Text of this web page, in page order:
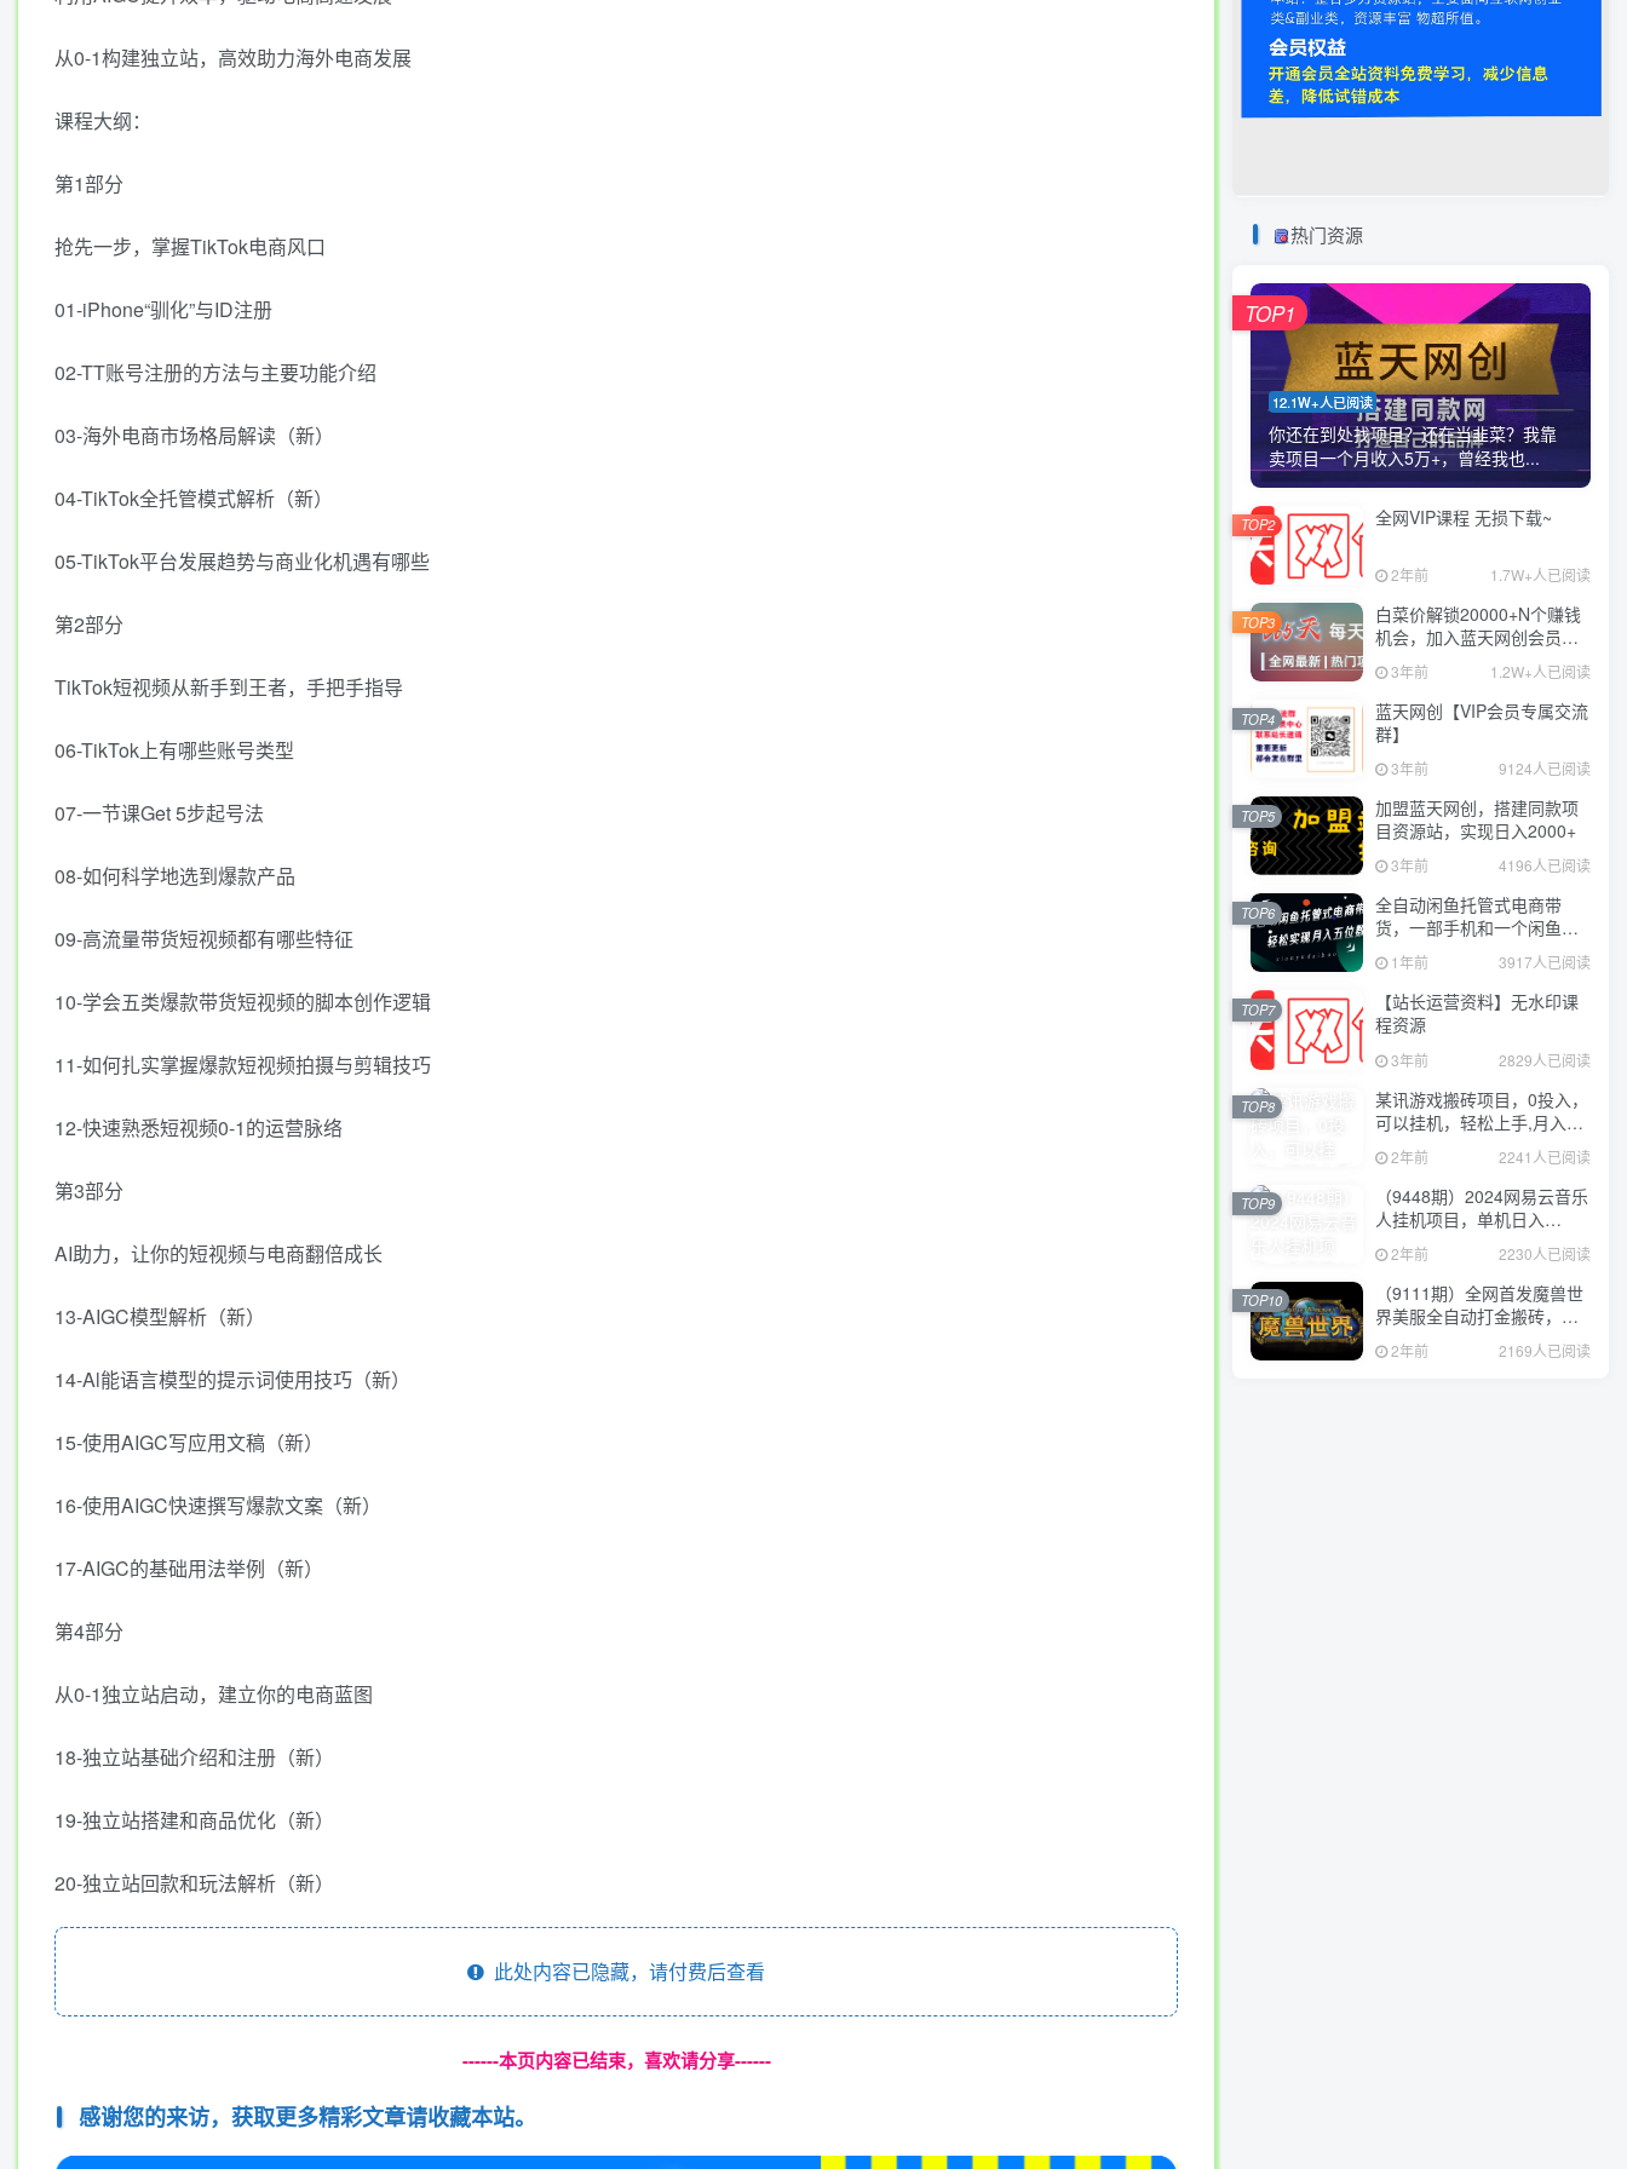
从0-1构建独立站，高效助力海外电商发展
课程大纲：
第1部分
抢先一步，掌握TikTok电商风口
01-iPhone“驯化”与ID注册
02-TT账号注册的方法与主要功能介绍
03-海外电商市场格局解读（新）
04-TikTok全托管模式解析（新）
05-TikTok平台发展趋势与商业化机遇有哪些
第2部分
TikTok短视频从新手到王者，手把手指导
06-TikTok上有哪些账号类型
07-一节课Get 5步起号法
08-如何科学地选到爆款产品
09-高流量带货短视频都有哪些特征
10-学会五类爆款带货短视频的脚本创作逻辑
11-如何扎实掌握爆款短视频拍摄与剪辑技巧
12-快速熟悉短视频0-1的运营脉络
第3部分
AI助力，让你的短视频与电商翻倍成长
13-AIGC模型解析（新）
14-Al能语言模型的提示词使用技巧（新）
15-使用AIGC写应用文稿（新）
16-使用AIGC快速撰写爆款文案（新）
17-AIGC的基础用法举例（新）
第4部分
从0-1独立站启动，建立你的电商蓝图
18-独立站基础介绍和注册（新）
19-独立站搭建和商品优化（新）
20-独立站回款和玩法解析（新）
此处内容已隐藏，请付费后查看
------本页内容已结束，喜欢请分享------
感谢您的来访，获取更多精彩文章请收藏本站。
热门资源
12.1W+人已阅读
你还在到处找项目？还在当韭菜？我靠
卖项目一个月收入5万+，曾经我也...
TOP1
全网VIP课程 无损下载~
2年前 1.7W+人已阅读
TOP2
白菜价解锁20000+N个赚钱
机会，加入蓝天网创会员，
全站资源免费学习。
3年前 1.2W+人已阅读
TOP3
蓝天网创【VIP会员专属交流
群】
3年前 9124人已阅读
TOP4
加盟蓝天网创，搭建同款项
目资源站，实现日入2000+
3年前 4196人已阅读
TOP5
全自动闲鱼托管式电商带
货，一部手机和一个闲鱼号
就可以开干，轻松实现月入
五位数
1年前 3917人已阅读
TOP6
【站长运营资料】无水印课
程资源
3年前 2829人已阅读
TOP7
某讯游戏搬砖项目，0投入，
可以挂机，轻松上手,月入
3000+上不封顶
2年前 2241人已阅读
TOP8
（9448期）2024网易云音乐
人挂机项目，单机日入
150+，无脑月入5000+
2年前 2230人已阅读
TOP9
（9111期）全网首发魔兽世
界美服全自动打金搬砖，日
入1000+，简单好操作，保
姆级教学
2年前 2169人已阅读
TOP10